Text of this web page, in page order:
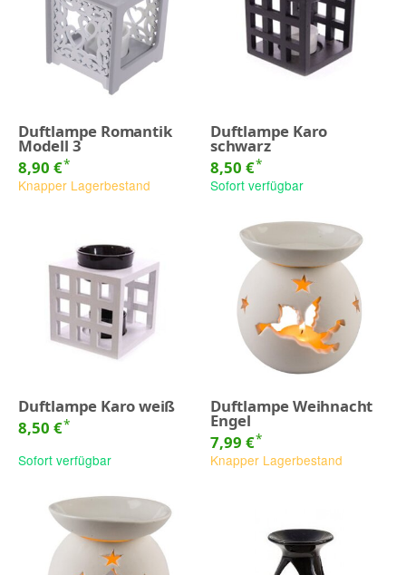
Duftlampe Romantik
Modell 3
8,90 €*
Knapper Lagerbestand
Duftlampe Karo
schwarz
8,50 €*
Sofort verfügbar
Duftlampe Karo weiß
8,50 €*
Sofort verfügbar
Duftlampe Weihnacht
Engel
7,99 €*
Knapper Lagerbestand